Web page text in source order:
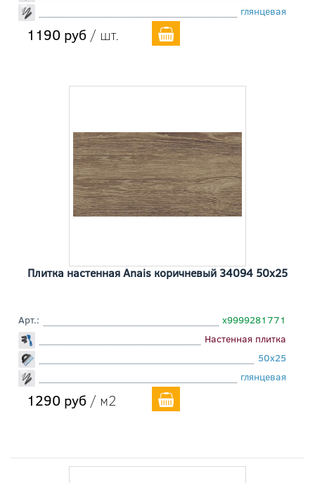
глянцевая
1190 руб / шт.
Плитка настенная Anais коричневый 34094 50x25
Арт.:
х9999281771
Настенная плитка
50x25
глянцевая
1290 руб / м2